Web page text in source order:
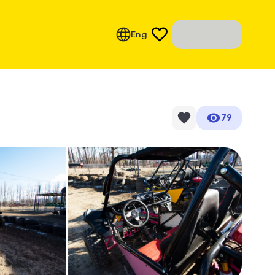
Eng
79